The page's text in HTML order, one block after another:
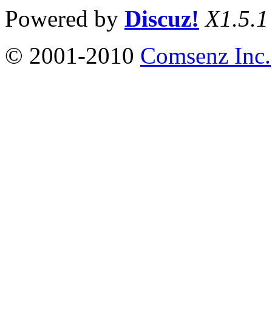
Powered by Discuz! X1.5.1
© 2001-2010 Comsenz Inc.